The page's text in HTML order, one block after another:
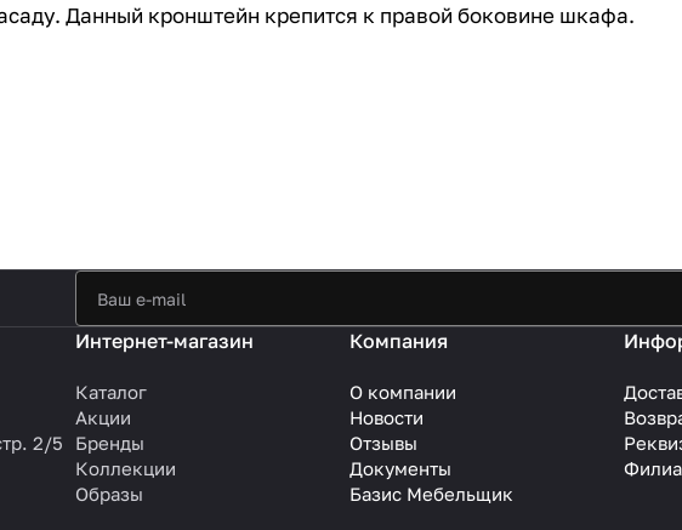
Данный кронштейн крепится к правой боковине шкафа.
2/5
Интернет-магазин
Каталог
Акции
Бренды
Коллекции
Образы
Компания
О компании
Новости
Отзывы
Документы
Базис Мебельщик